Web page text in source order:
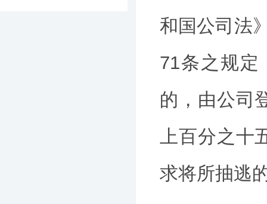
和国公司法
71条之规定
的，由公司
上百分之十
求将所抽逃